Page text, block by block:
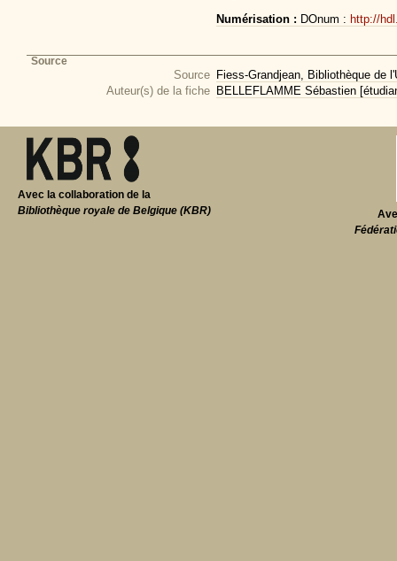
Numérisation : DOnum : http://
Source
Source Fiess-Grandjean, Bibliothèque de
Auteur(s) de la fiche BELLEFLAMME Sébastien
Avec la collaboration de la
Bibliothèque royale de Belgique (KBR)